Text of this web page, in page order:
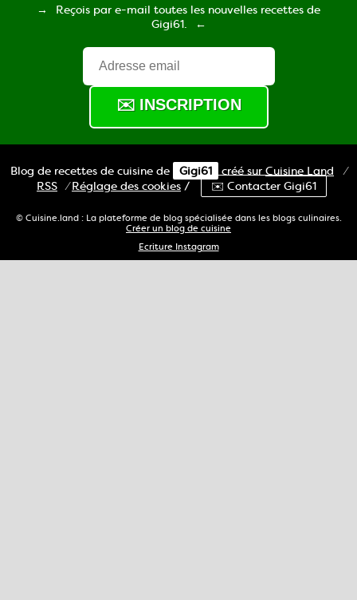
Reçois par e-mail toutes les nouvelles recettes de
Gigi61.
Blog de recettes de cuisine de Gigi61 créé sur Cuisine Land
⁄
RSS ⁄Réglage des cookies / ✉️ Contacter Gigi61
© Cuisine.land : La plateforme de blog spécialisée dans les blogs culinaires.
Créer un blog de cuisine
Ecriture Instagram